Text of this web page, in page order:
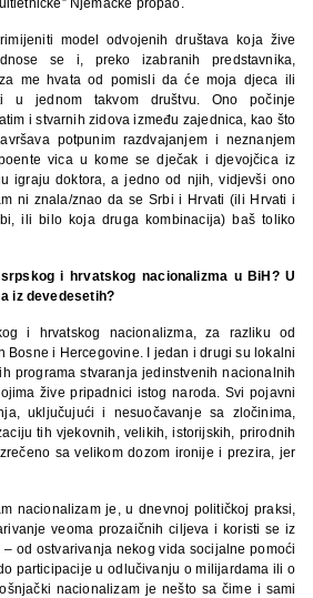
model odvojenih društava koja žive
se i, preko izabranih predstavnika,
me hvata od pomisli da će moja djeca ili
u jednom takvom društvu. Ono počinje
i stvarnih zidova između zajednica, kao što
potpunim razdvajanjem i neznanjem
vica u kome se dječak i djevojčica iz
igraju doktora, a jedno od njih, vidjevši ono
ni znala/znao da se Srbi i Hrvati (ili Hrvati i
ili bilo koja druga kombinacija) baš toliko
i hrvatskog nacionalizma u BiH? U
iz devedesetih?
i hrvatskog nacionalizma, za razliku od
Bosne i Hercegovine. I jedan i drugi su lokalni
programa stvaranja jedinstvenih nacionalnih
žive pripadnici istog naroda. Svi pojavni
uključujući i nesuočavanje sa zločinima,
tih vjekovnih, velikih, istorijskih, prirodnih
sa velikom dozom ironije i prezira, jer
nacionalizam je, u dnevnoj političkoj praksi,
veoma prozaičnih ciljeva i koristi se iz
od ostvarivanja nekog vida socijalne pomoći
participacije u odlučivanju o milijardama ili o
nacionalizam je nešto sa čime i sami